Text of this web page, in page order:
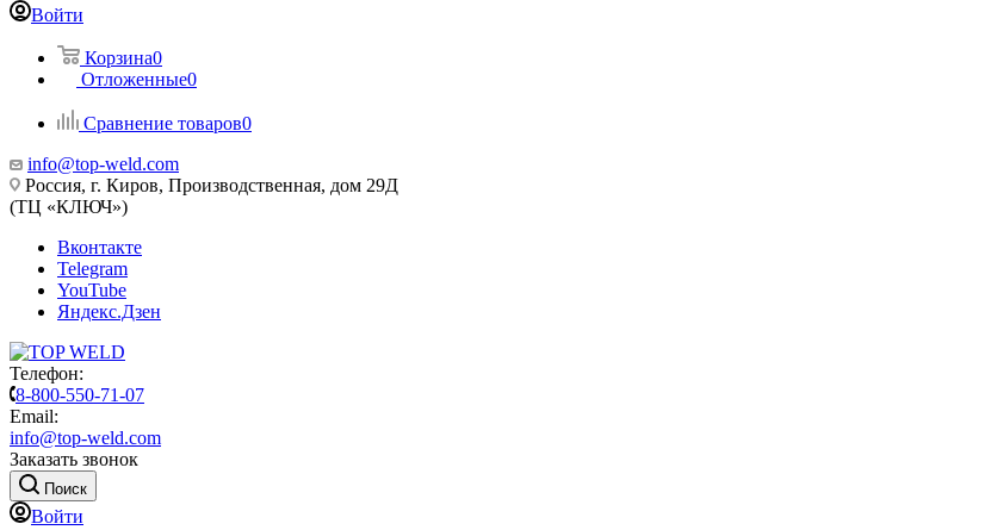
Войти
Корзина0
Отложенные0
Сравнение товаров0
info@top-weld.com
Россия, г. Киров, Производственная, дом 29Д
(ТЦ «КЛЮЧ»)
Вконтакте
Telegram
YouTube
Яндекс.Дзен
Телефон:
8-800-550-71-07
Email:
info@top-weld.com
Заказать звонок
Поиск
Войти